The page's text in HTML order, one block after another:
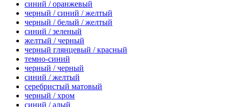
синий / оранжевый
черный / синий / желтый
черный / белый / желтый
синий / зеленый
желтый / черный
черный глянцевый / красный
темно-синий
черный / черный
синий / желтый
серебристый матовый
черный / хром
синий / алый